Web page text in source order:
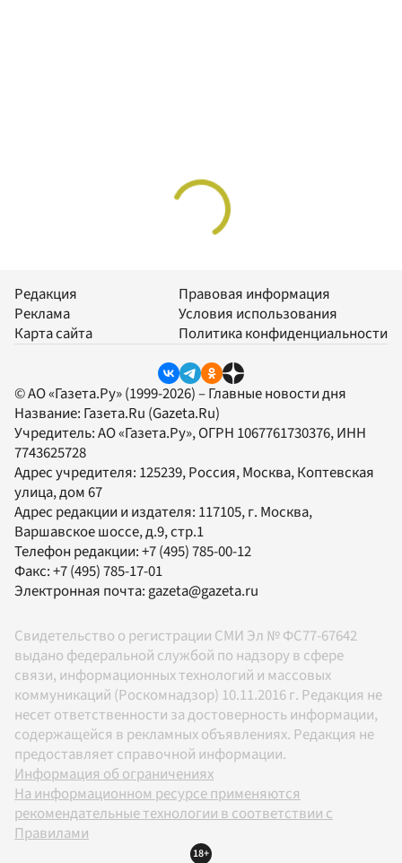
Редакция
Реклама
Карта сайта
Правовая информация
Условия использования
Политика конфиденциальности
© АО «Газета.Ру» (1999-2026) – Главные новости дня
Название: Газета.Ru (Gazeta.Ru)
Учредитель:АО «Газета.Ру», ОГРН 1067761730376, ИНН
7743625728
Адрес учредителя: 125239, Россия, Москва, Коптевская
улица, дом 67
Адрес редакции и издателя: 117105, г. Москва,
Варшавское шоссе, д.9, стр.1
Телефон редакции:+7 (495) 785-00-12
Факс:+7 (495) 785-17-01
Электронная почта: gazeta@gazeta.ru
Свидетельство о регистрации СМИ Эл № ФС77-67642
выдано федеральной службой по надзору в сфере
связи, информационных технологий и массовых
коммуникаций (Роскомнадзор) 10.11.2016 г. Редакция не
несет ответственности за достоверность информации,
содержащейся в рекламных объявлениях. Редакция не
предоставляет справочной информации.
Информация об ограничениях
На информационном ресурсе применяются
рекомендательные технологии в соответствии с
Правилами
18+